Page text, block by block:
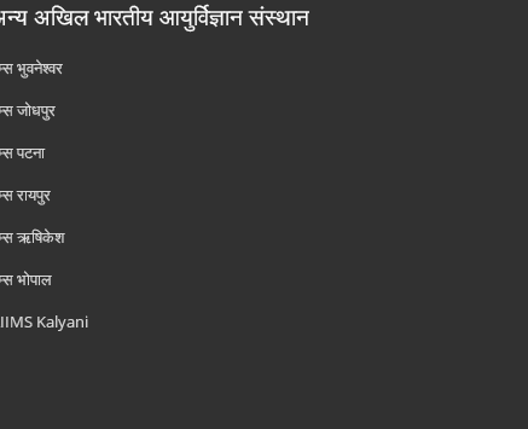
अखिल भारतीय आयुर्विज्ञान संस्थान
भुवनेश्वर
जोधपुर
पटना
रायपुर
ऋषिकेश
भोपाल
Kalyani